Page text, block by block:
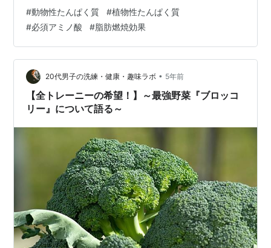
にも違いが生じます。 動物性たんぱく質の最大の特徴
は、体に必要なアミノ酸を豊富に、かつバランスよく含
んでいるという点。 特に体内でつくることのできない
「必須アミノ酸」の含有量が植物性たんぱく質と比べて
多く、筋肉や組織の材料となるたんぱく質を効率よく摂
取できるのです。 動物性たんぱく質は、マガレ…
#動物性たんぱく質 #植物性たんぱく質
#必須アミノ酸 #脂肪燃焼効果
20代男子の洗練・健康・趣味ラボ • 5年前
【全トレーニーの希望！】～最強野菜『ブロッコ
リー』について語る～